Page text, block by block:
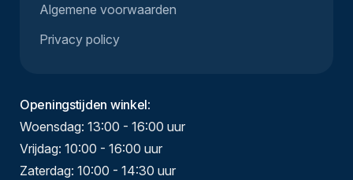
Algemene voorwaarden
Privacy policy
Openingstijden winkel:
Woensdag: 13:00 - 16:00 uur
Vrijdag: 10:00 - 16:00 uur
Zaterdag: 10:00 - 14:30 uur